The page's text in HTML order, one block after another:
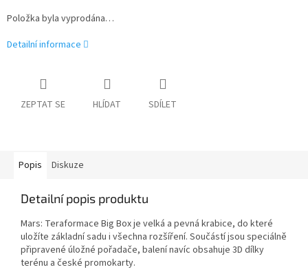
Položka byla vyprodána…
Detailní informace
ZEPTAT SE HLÍDAT SDÍLET
Popis Diskuze
Detailní popis produktu
Mars: Teraformace Big Box je velká a pevná krabice, do které
uložíte základní sadu i všechna rozšíření. Součástí jsou speciálně
připravené úložné pořadače, balení navíc obsahuje 3D dílky
terénu a české promokarty.